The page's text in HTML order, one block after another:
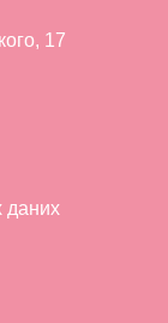
17
даних